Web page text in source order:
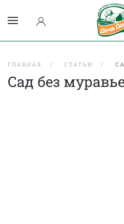
ГЛАВНАЯ СТАТЬИ
Сад без